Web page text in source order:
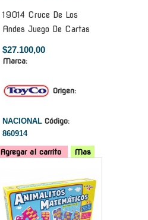
19014 Cruce De Los
Andes Juego De Cartas
$27.100,00
Marca:
Origen:
NACIONAL Código:
860914
Agregar al carrito
Mas